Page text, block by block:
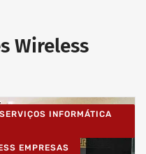
Wireless
INFORMÁTICA
EMPRESAS